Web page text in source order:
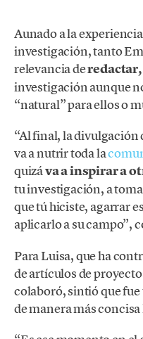
Aunado a la
investigación, tanto
relevancia de
investigación aunque
“natural” para ellos o
“Al final, la divulgación
va a nutrir toda la
quizáva a inspirar a
tu investigación, a
que tú hiciste, agarrar
aplicarlo a su campo”,
Para Luisa, que ha
de artículos de
colaboró, sintió que
de manera más